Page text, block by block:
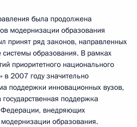
была продолжена
модернизации образования
принят ряд законов, направленных
системы образования. В рамках
приоритетного национального
в 2007 году значительно
поддержки инновационных вузов,
поддержка
Федерации, внедряющих
образования.